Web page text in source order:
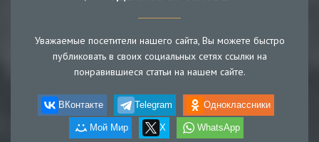
Уважаемые посетители нашего сайта, Вы можете быстро
публиковать в своих социальных сетях ссылки на
понравившиеся статьи на нашем сайте.
ВКонтакте Telegram Одноклассники
Мой Мир X WhatsApp